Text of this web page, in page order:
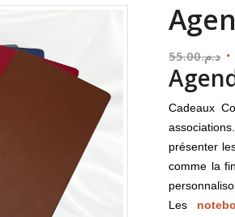
د.م.55.00
Le
Cadeaux
présenter
comme la
Les